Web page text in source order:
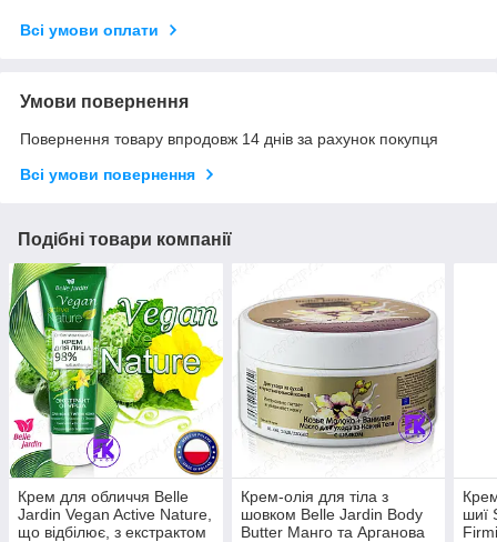
Всі умови оплати
Умови повернення
Повернення товару впродовж 14 днів за рахунок покупця
Всі умови повернення
Подібні товари компанії
Крем для обличчя Belle
Jardin Vegan Active Nature,
що відбілює, з екстрактом
Крем-олія для тіла з
шовком Belle Jardin Body
Butter Манго та Арганова
шиї